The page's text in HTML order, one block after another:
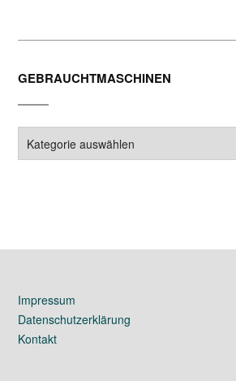
GEBRAUCHTMASCHINEN
Impressum
Datenschutzerklärung
Kontakt